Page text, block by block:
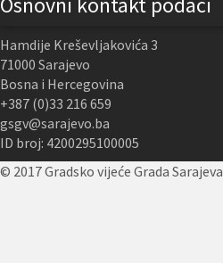
Hamdije Kreševljakovića 3
71000 Sarajevo
Bosna i Hercegovina
+387 (0)33 216 659
gsgv@sarajevo.ba
ID broj: 4200295100005
© 2017 Gradsko vijeće Grada Sarajeva